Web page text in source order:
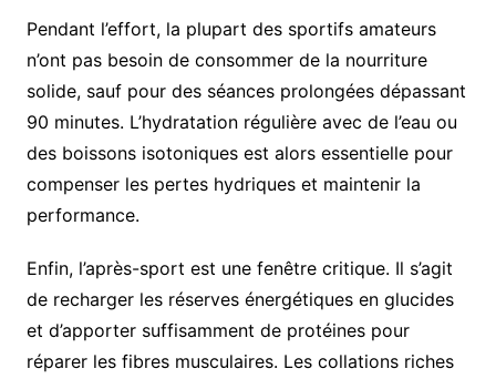
Pendant l’effort, la plupart des sportifs amateurs
n’ont pas besoin de consommer de la nourriture
solide, sauf pour des séances prolongées dépassant
90 minutes. L’hydratation régulière avec de l’eau ou
des boissons isotoniques est alors essentielle pour
compenser les pertes hydriques et maintenir la
performance.
Enfin, l’après-sport est une fenêtre critique. Il s’agit
de recharger les réserves énergétiques en glucides
et d’apporter suffisamment de protéines pour
réparer les fibres musculaires. Les collations riches